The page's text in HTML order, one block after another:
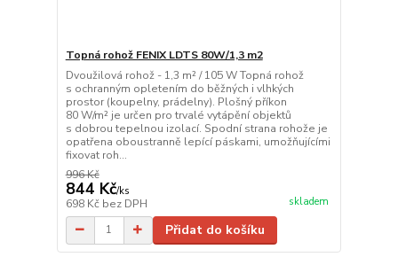
Topná rohož FENIX LDTS 80W/1,3 m2
Dvoužilová rohož - 1,3 m² / 105 W Topná rohož
s ochranným opletením do běžných i vlhkých
prostor (koupelny, prádelny). Plošný příkon
80 W/m² je určen pro trvalé vytápění objektů
s dobrou tepelnou izolací. Spodní strana rohože je
opatřena oboustranně lepící páskami, umožňujícími
fixovat roh...
996 Kč
844 Kč/ks
698 Kč bez DPH skladem
Přidat do košíku